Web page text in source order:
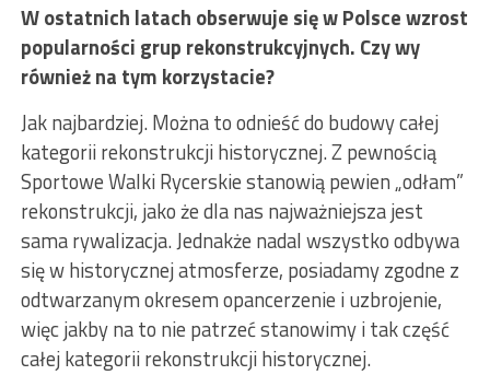
W ostatnich latach obserwuje się w Polsce wzrost
popularności grup rekonstrukcyjnych. Czy wy
również na tym korzystacie?
Jak najbardziej. Można to odnieść do budowy całej
kategorii rekonstrukcji historycznej. Z pewnością
Sportowe Walki Rycerskie stanowią pewien „odłam”
rekonstrukcji, jako że dla nas najważniejsza jest
sama rywalizacja. Jednakże nadal wszystko odbywa
się w historycznej atmosferze, posiadamy zgodne z
odtwarzanym okresem opancerzenie i uzbrojenie,
więc jakby na to nie patrzeć stanowimy i tak część
całej kategorii rekonstrukcji historycznej.